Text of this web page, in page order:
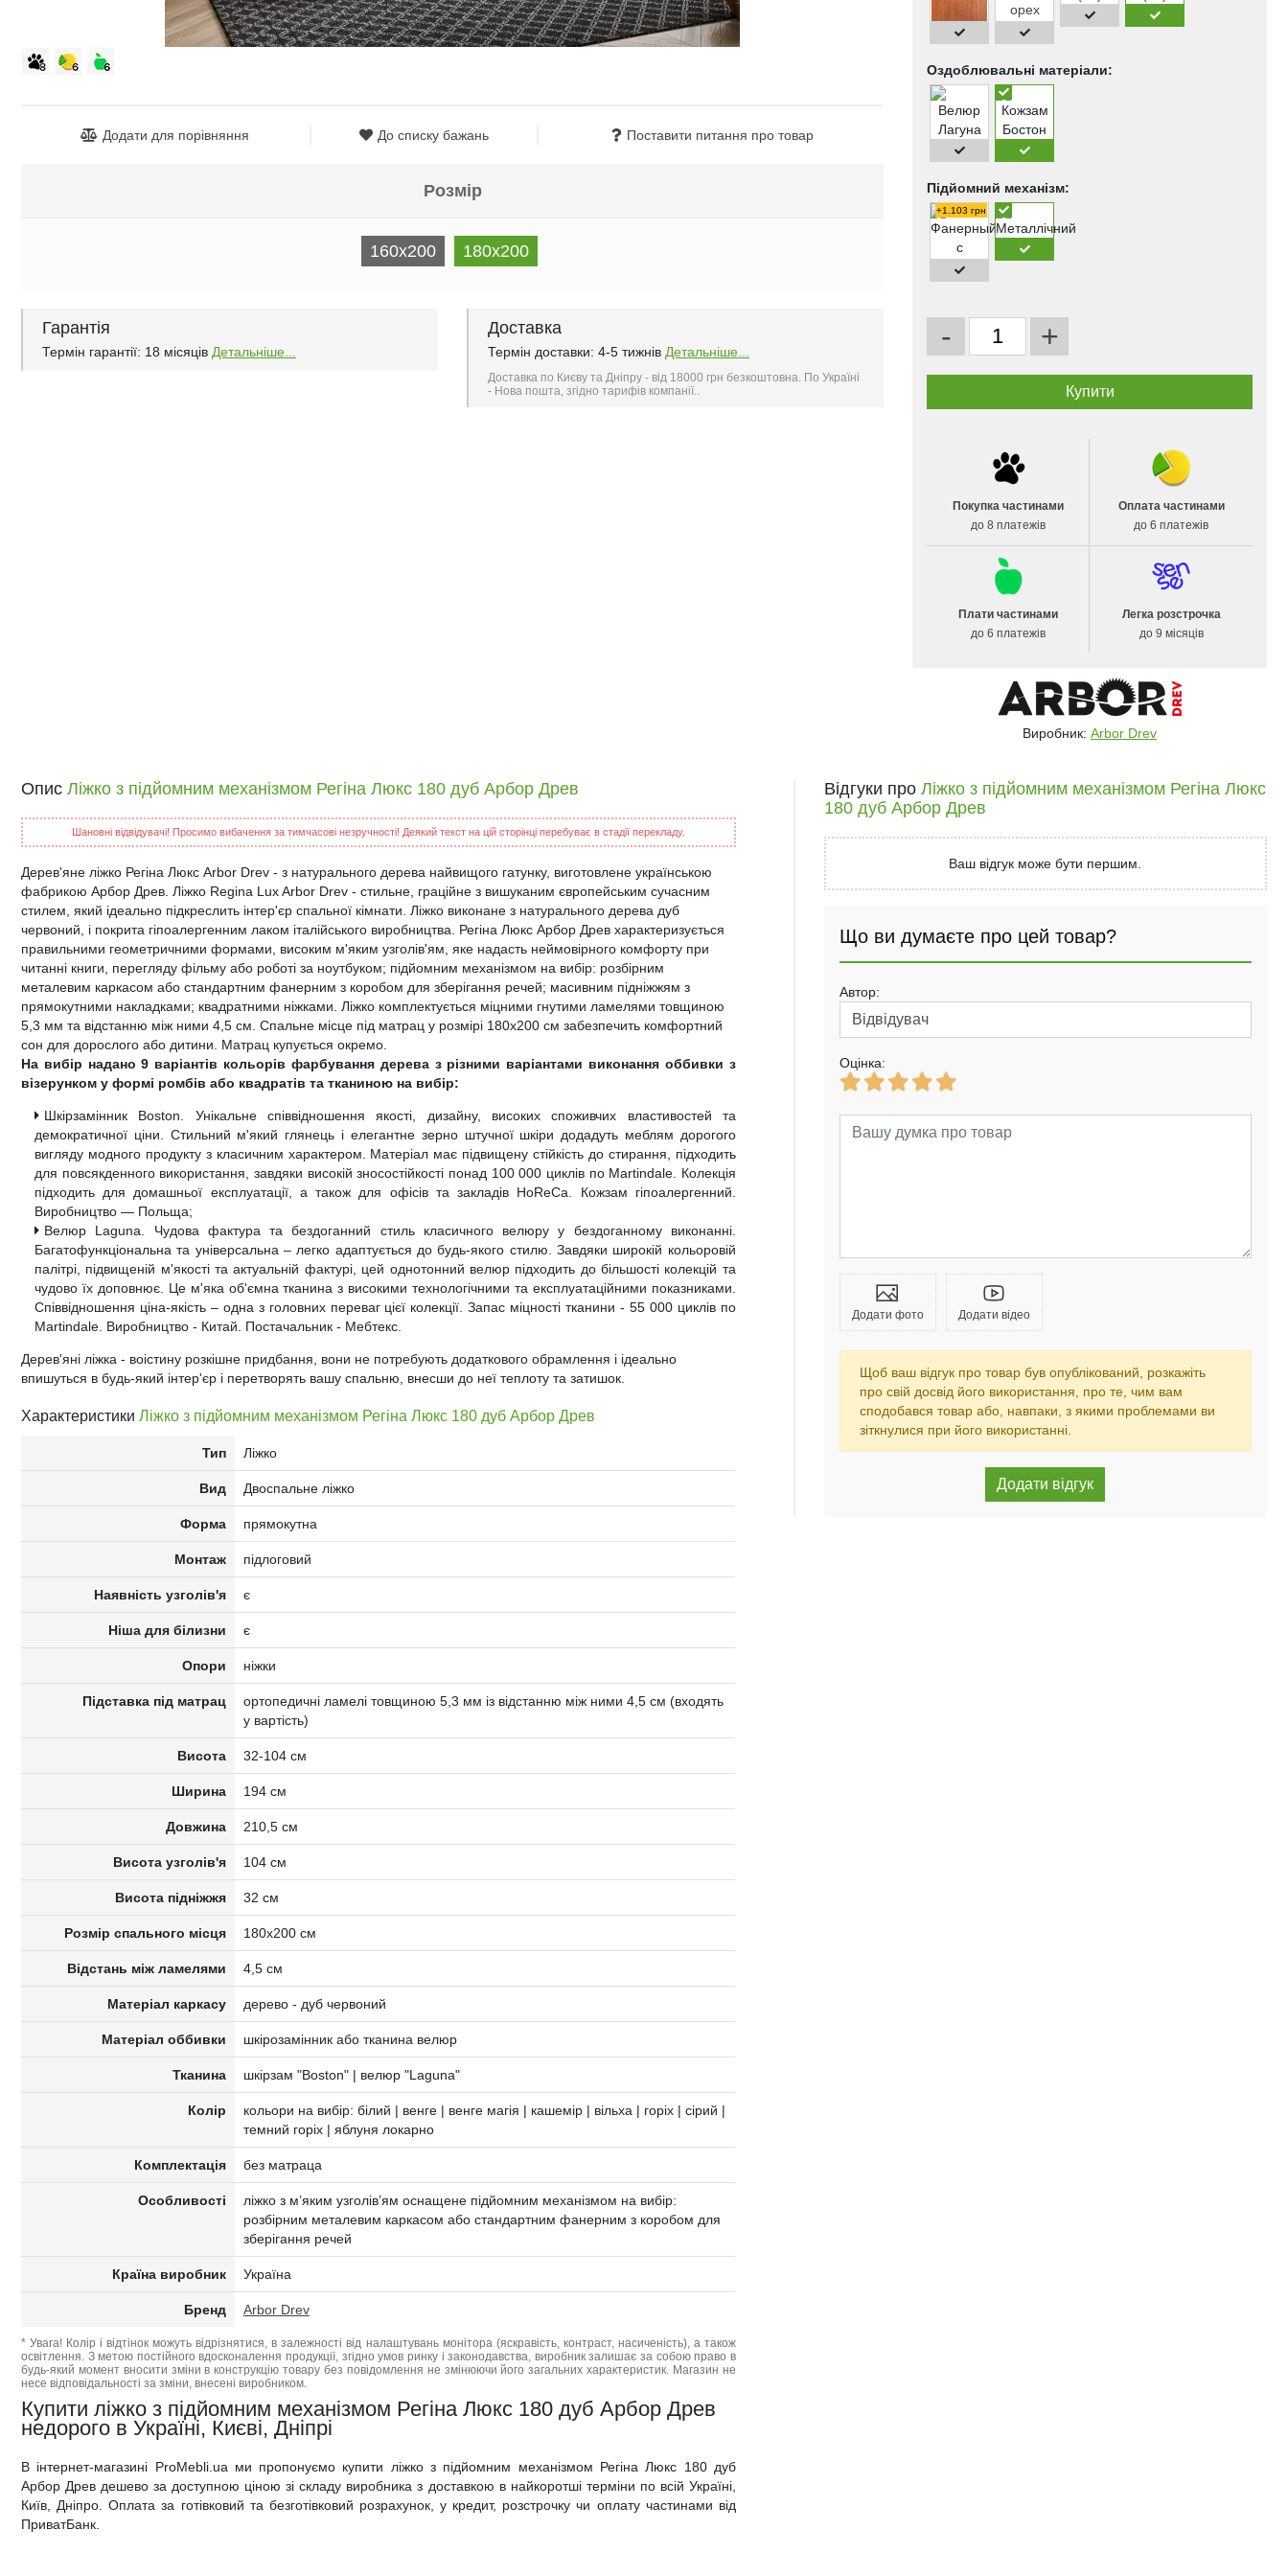
Додати для порівняння До списку бажань Поставити питання про товар
Розмір
160x200 180x200
Гарантія
Термін гарантії: 18 місяців Детальніше...
Доставка
Термін доставки: 4-5 тижнів Детальніше...
Доставка по Києву та Дніпру - від 18000 грн безкоштовна. По Україні
- Нова пошта, згідно тарифів компанії..
Оздоблювальні матеріали:
Підйомний механізм:
+1.103 грн
- +
Покупка частинами
до 8 платежів
Оплата частинами
до 6 платежів
Плати частинами
до 6 платежів
Легка розстрочка
до 9 місяців
Виробник: Arbor Drev
Опис Ліжко з підйомним механізмом Регіна Люкс 180 дуб Арбор Древ
Шановні відвідувачі! Просимо вибачення за тимчасові незручності! Деякий текст на цій сторінці перебуває в стадії перекладу.
Дерев'яне ліжко Регіна Люкс Arbor Drev - з натурального дерева найвищого гатунку, виготовлене українською
фабрикою Арбор Древ. Ліжко Regina Lux Arbor Drev - стильне, граційне з вишуканим європейським сучасним
стилем, який ідеально підкреслить інтер'єр спальної кімнати. Ліжко виконане з натурального дерева дуб
червоний, і покрита гіпоалергенним лаком італійського виробництва. Регіна Люкс Арбор Древ характеризується
правильними геометричними формами, високим м'яким узголів'ям, яке надасть неймовірного комфорту при
читанні книги, перегляду фільму або роботі за ноутбуком; підйомним механізмом на вибір: розбірним
металевим каркасом або стандартним фанерним з коробом для зберігання речей; масивним підніжжям з
прямокутними накладками; квадратними ніжками. Ліжко комплектується міцними гнутими ламелями товщиною
5,3 мм та відстанню між ними 4,5 см. Спальне місце під матрац у розмірі 180х200 см забезпечить комфортний
сон для дорослого або дитини. Матрац купується окремо.
На вибір надано 9 варіантів кольорів фарбування дерева з різними варіантами виконання оббивки з
візерунком у формі ромбів або квадратів та тканиною на вибір:
Шкірзамінник Boston. Унікальне співвідношення якості, дизайну, високих споживчих властивостей та
демократичної ціни. Стильний м'який глянець і елегантне зерно штучної шкіри додадуть меблям дорогого
вигляду модного продукту з класичним характером. Матеріал має підвищену стійкість до стирання, підходить
для повсякденного використання, завдяки високій зносостійкості понад 100 000 циклів по Martindale. Колекція
підходить для домашньої експлуатації, а також для офісів та закладів HoReCa. Кожзам гіпоалергенний.
Виробництво — Польща;
Велюр Laguna. Чудова фактура та бездоганний стиль класичного велюру у бездоганному виконанні.
Багатофункціональна та універсальна – легко адаптується до будь-якого стилю. Завдяки широкій кольоровій
палітрі, підвищеній м'якості та актуальній фактурі, цей однотонний велюр підходить до більшості колекцій та
чудово їх доповнює. Це м'яка об'ємна тканина з високими технологічними та експлуатаційними показниками.
Співвідношення ціна-якість – одна з головних переваг цієї колекції. Запас міцності тканини - 55 000 циклів по
Martindale. Виробництво - Китай. Постачальник - Мебтекс.
Дерев'яні ліжка - воістину розкішне придбання, вони не потребують додаткового обрамлення і ідеально
впишуться в будь-який інтер'єр і перетворять вашу спальню, внесши до неї теплоту та затишок.
Характеристики Ліжко з підйомним механізмом Регіна Люкс 180 дуб Арбор Древ
Тип Ліжко
Вид Двоспальне ліжко
Форма прямокутна
Монтаж підлоговий
Наявність узголів'я є
Ніша для білизни є
Опори ніжки
Підставка під матрац
ортопедичні ламелі товщиною 5,3 мм із відстанню між ними 4,5 см (входять
у вартість)
Висота 32-104 см
Ширина 194 см
Довжина 210,5 см
Висота узголів'я 104 см
Висота підніжжя 32 см
Розмір спального місця 180х200 см
Відстань між ламелями 4,5 см
Матеріал каркасу дерево - дуб червоний
Матеріал оббивки шкірозамінник або тканина велюр
Тканина шкірзам "Boston" | велюр "Laguna"
Колір
кольори на вибір: білий | венге | венге магія | кашемір | вільха | горіх | сірий |
темний горіх | яблуня локарно
Комплектація без матраца
Особливості
ліжко з м’яким узголів’ям оснащене підйомним механізмом на вибір:
розбірним металевим каркасом або стандартним фанерним з коробом для
зберігання речей
Країна виробник Україна
Бренд Arbor Drev
* Увага! Колір і відтінок можуть відрізнятися, в залежності від налаштувань монітора (яскравість, контраст, насиченість), а також
освітлення. З метою постійного вдосконалення продукції, згідно умов ринку і законодавства, виробник залишає за собою право в
будь-який момент вносити зміни в конструкцію товару без повідомлення не змінюючи його загальних характеристик. Магазин не
несе відповідальності за зміни, внесені виробником.
Купити ліжко з підйомним механізмом Регіна Люкс 180 дуб Арбор Древ
недорого в Україні, Києві, Дніпрі
В інтернет-магазині ProMebli.ua ми пропонуємо купити ліжко з підйомним механізмом Регіна Люкс 180 дуб
Арбор Древ дешево за доступною ціною зі складу виробника з доставкою в найкоротші терміни по всій Україні,
Київ, Дніпро. Оплата за готівковий та безготівковий розрахунок, у кредит, розстрочку чи оплату частинами від
ПриватБанк.
Відгуки про Ліжко з підйомним механізмом Регіна Люкс
180 дуб Арбор Древ
Ваш відгук може бути першим.
Що ви думаєте про цей товар?
Автор:
Оцінка:
Додати фото Додати відео
Щоб ваш відгук про товар був опублікований, розкажіть
про свій досвід його використання, про те, чим вам
сподобався товар або, навпаки, з якими проблемами ви
зіткнулися при його використанні.